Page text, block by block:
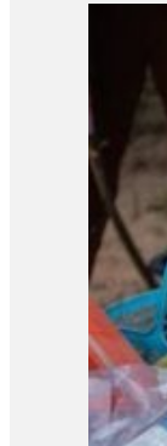
នេះ ជាពិសេស
មនុស្សកម្ពុជា
សត្វ និងធនធា
យើងចុះទៅមន្ទី
ខ្លះដែលមានរ
ស្នើសុំសិក្សានៅ
ទាក់ទងនឹងស្ថា
បច្ចេកទេស[…]
លោកថា៖ «បើ
មួយចំនួននៃខេត្
ស្វាគមន៍ដែលក្
ដើម្បីវាយតម្ល
ទៅដល់ផ្លូវដកដ
ដែលប៉ះពាល់ជីវិ